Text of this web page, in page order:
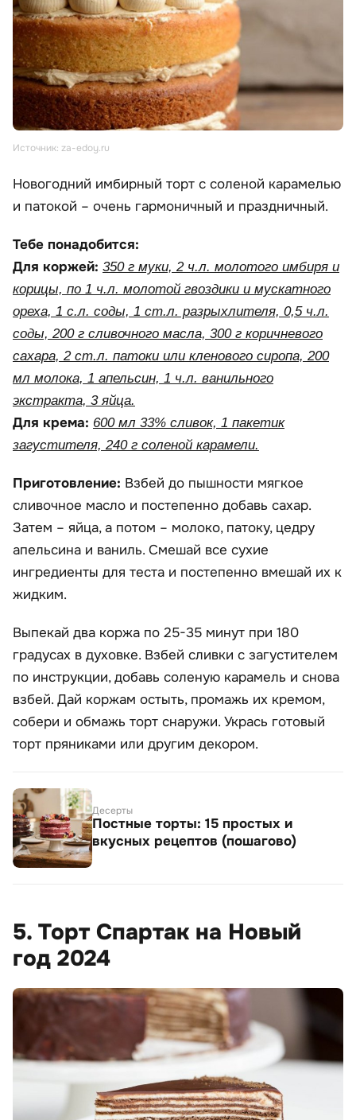
Источник: za-edoy.ru
Новогодний имбирный торт с соленой карамелью
и патокой – очень гармоничный и праздничный.
Тебе понадобится:
Для коржей: 350 г муки, 2 ч.л. молотого имбиря и
корицы, по 1 ч.л. молотой гвоздики и мускатного
ореха, 1 с.л. соды, 1 ст.л. разрыхлителя, 0,5 ч.л.
соды, 200 г сливочного масла, 300 г коричневого
сахара, 2 ст.л. патоки или кленового сиропа, 200
мл молока, 1 апельсин, 1 ч.л. ванильного
экстракта, 3 яйца.
Для крема: 600 мл 33% сливок, 1 пакетик
загустителя, 240 г соленой карамели.
Приготовление: Взбей до пышности мягкое
сливочное масло и постепенно добавь сахар.
Затем – яйца, а потом – молоко, патоку, цедру
апельсина и ваниль. Смешай все сухие
ингредиенты для теста и постепенно вмешай их к
жидким.
Выпекай два коржа по 25-35 минут при 180
градусах в духовке. Взбей сливки с загустителем
по инструкции, добавь соленую карамель и снова
взбей. Дай коржам остыть, промажь их кремом,
собери и обмажь торт снаружи. Укрась готовый
торт пряниками или другим декором.
Десерты
Постные торты: 15 простых и
вкусных рецептов (пошагово)
5. Торт Спартак на Новый
год 2024